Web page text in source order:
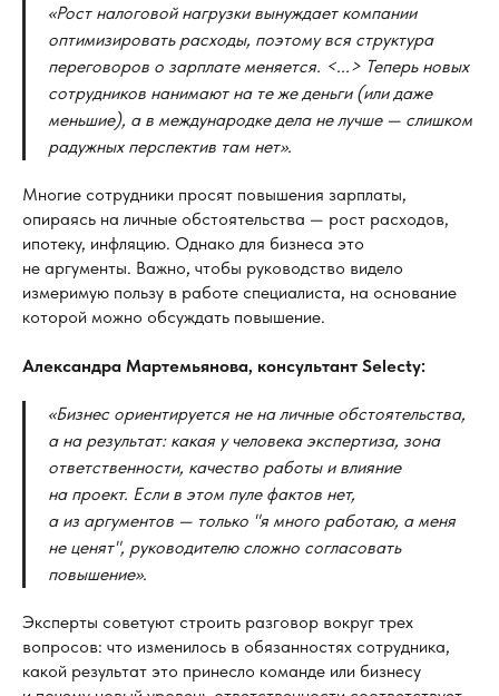
«Рост налоговой нагрузки вынуждает компании
оптимизировать расходы, поэтому вся структура
переговоров о зарплате меняется. <...> Теперь новых
сотрудников нанимают на те же деньги (или даже
меньшие), а в международке дела не лучше — слишком
радужных перспектив там нет».
Многие сотрудники просят повышения зарплаты,
опираясь на личные обстоятельства — рост расходов,
ипотеку, инфляцию. Однако для бизнеса это
не аргументы. Важно, чтобы руководство видело
измеримую пользу в работе специалиста, на основание
которой можно обсуждать повышение.
Александра Мартемьянова, консультант Selecty:
«Бизнес ориентируется не на личные обстоятельства,
а на результат: какая у человека экспертиза, зона
ответственности, качество работы и влияние
на проект. Если в этом пуле фактов нет,
а из аргументов — только "я много работаю, а меня
не ценят", руководителю сложно согласовать
повышение».
Эксперты советуют строить разговор вокруг трех
вопросов: что изменилось в обязанностях сотрудника,
какой результат это принесло команде или бизнесу